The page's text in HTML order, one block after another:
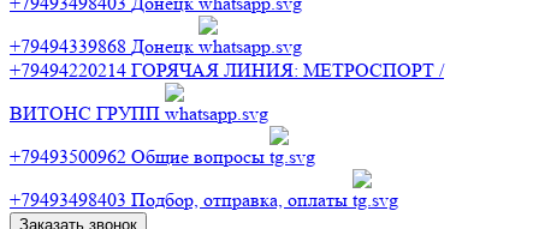
+79494339868 Донецк
+79494220214 ГОРЯЧАЯ ЛИНИЯ: МЕТРОСПОРТ /
ВИТОНС ГРУПП
+79493500962 Общие вопросы
+79493498403 Подбор, отправка, оплаты
Заказать звонок